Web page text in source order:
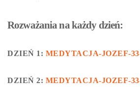
Rozważania na każdy dzień:
DZIEŃ 1: MEDYTACJA-JOZEF-
DZIEŃ 2: MEDYTACJA-JOZEF-